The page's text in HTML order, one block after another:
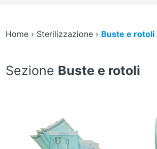
Home› Sterilizzazione› Buste e rotoli
Sezione Buste e rotoli